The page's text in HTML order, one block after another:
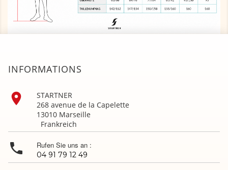
INFORMATIONS

STARTNER
268 avenue de la Capelette
13010 Marseille
Frankreich
 Rufen Sie uns an :
04 91 79 12 49